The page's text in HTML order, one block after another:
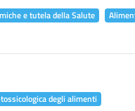
e tutela della Salute
degli alimenti